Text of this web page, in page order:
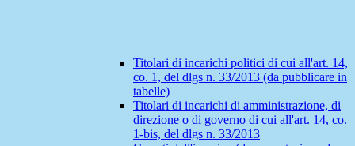
Titolari di incarichi politici di cui all'art. 14,
co. 1, del dlgs n. 33/2013 (da pubblicare in
tabelle)
Titolari di incarichi di amministrazione, di
direzione o di governo di cui all'art. 14, co.
1-bis, del dlgs n. 33/2013